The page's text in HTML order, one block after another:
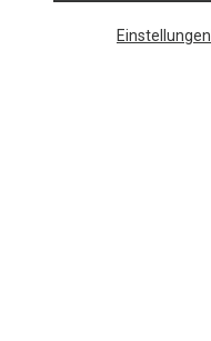
Einstellungen